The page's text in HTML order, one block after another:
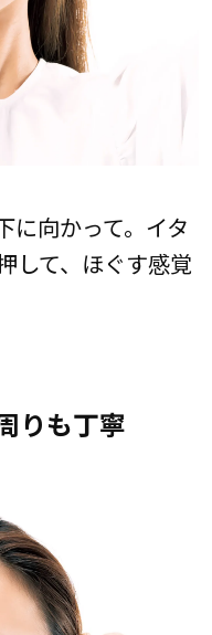
向かって。イタ
して、ほぐす感覚
りも丁寧